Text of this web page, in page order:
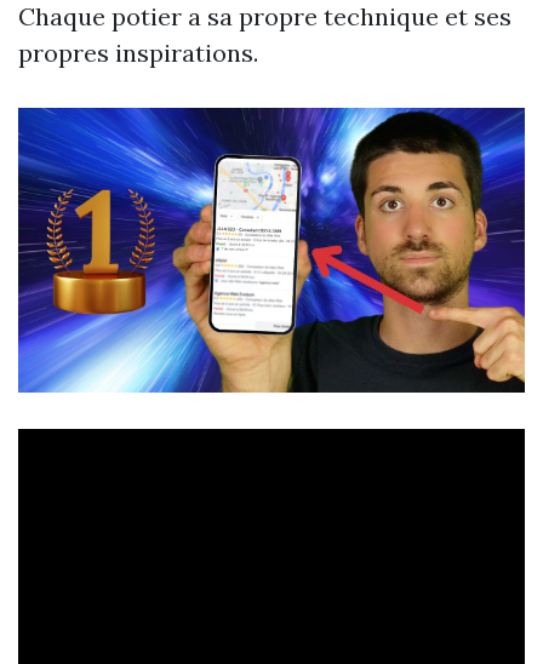
Chaque potier a sa propre technique et ses
propres inspirations.